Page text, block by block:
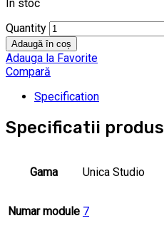
În stoc
Quantity
Adaugă în coș
Adauga la Favorite
Compară
Specification
Specificatii produs
Gama Unica Studio
Numar module 7